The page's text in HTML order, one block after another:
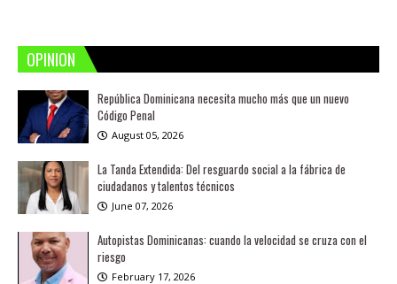
OPINION
República Dominicana necesita mucho más que un nuevo
Código Penal
August 05, 2026
La Tanda Extendida: Del resguardo social a la fábrica de
ciudadanos y talentos técnicos
June 07, 2026
Autopistas Dominicanas: cuando la velocidad se cruza con el
riesgo
February 17, 2026